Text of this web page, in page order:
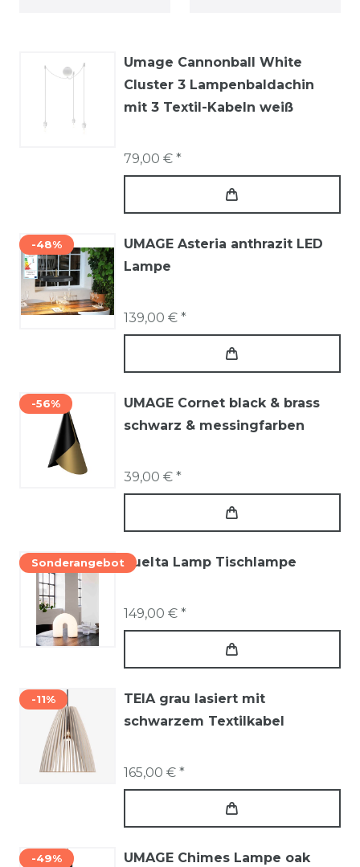
Umage Cannonball White
Cluster 3 Lampenbaldachin
mit 3 Textil-Kabeln weiß
79,00 € *
-48%
UMAGE Asteria anthrazit LED
Lampe
139,00 € *
-56%
UMAGE Cornet black & brass
schwarz & messingfarben
39,00 € *
SonderangebotVuelta Lamp Tischlampe
149,00 € *
-11%
TEIA grau lasiert mit
schwarzem Textilkabel
165,00 € *
-49%
UMAGE Chimes Lampe oak